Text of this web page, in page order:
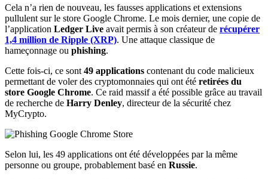
Cela n’a rien de nouveau, les fausses applications et extensions
pullulent sur le store Google Chrome. Le mois dernier, une copie de
l’application Ledger Live avait permis à son créateur de récupérer
1,4 million de Ripple (XRP). Une attaque classique de
hameçonnage ou phishing.
Cette fois-ci, ce sont 49 applications contenant du code malicieux
permettant de voler des cryptomonnaies qui ont été retirées du
store Google Chrome. Ce raid massif a été possible grâce au travail
de recherche de Harry Denley, directeur de la sécurité chez
MyCrypto.
Selon lui, les 49 applications ont été développées par la même
personne ou groupe, probablement basé en Russie.